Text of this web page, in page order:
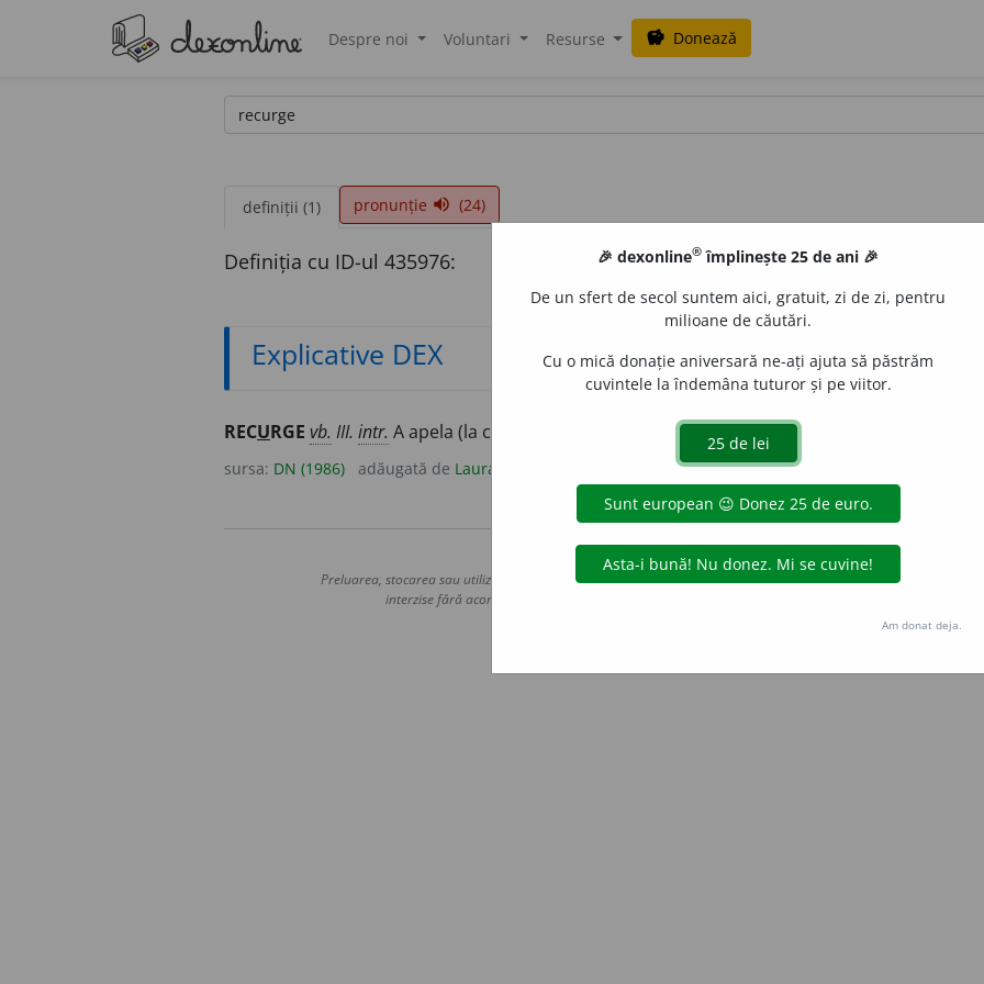
Despre noi Voluntari Resurse savings Donează
definiții (1) pronunție volume_up (24)
Definiția cu ID-ul 435976:
Explicative DEX
RECURGE vb. III. intr. A apela (la cineva sau la ceva); a se servi, a face uz de... [P.i. /
sursa: DN (1986) adăugată de LauraGellner
Copyright © 2004-2026 dexonline (https://dexonline.ro)
Preluarea, stocarea sau utilizarea datelor de pe acest site, inclusiv prin orice metode de extragere automată
interzise fără acordul nostru prealabil scris, cu excepția seturilor de date oferite oficial spre utilizare
Hosterion
🎉 dexonline® împlinește 25 de ani 🎉
De un sfert de secol suntem aici, gratuit, zi de zi, pentru
milioane de căutări.
Cu o mică donație aniversară ne-ați ajuta să păstrăm
cuvintele la îndemâna tuturor și pe viitor.
Am donat deja.